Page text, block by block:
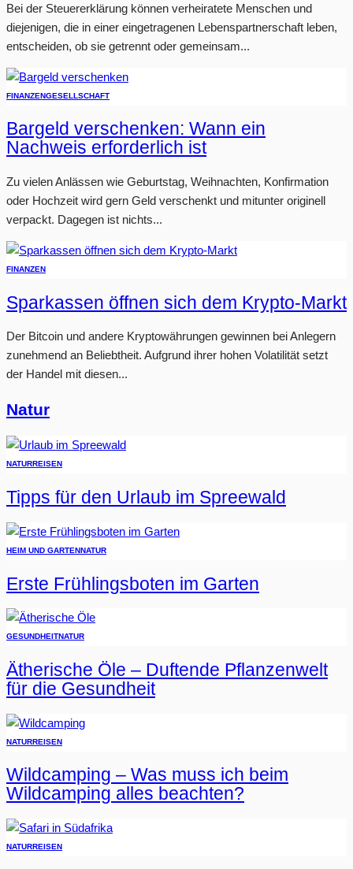
Bei der Steuererklärung können verheiratete Menschen und
diejenigen, die in einer eingetragenen Lebenspartnerschaft leben,
entscheiden, ob sie getrennt oder gemeinsam...
FINANZENGESELLSCHAFT
Bargeld verschenken: Wann ein
Nachweis erforderlich ist
Zu vielen Anlässen wie Geburtstag, Weihnachten, Konfirmation
oder Hochzeit wird gern Geld verschenkt und mitunter originell
verpackt. Dagegen ist nichts...
FINANZEN
Sparkassen öffnen sich dem Krypto-Markt
Der Bitcoin und andere Kryptowährungen gewinnen bei Anlegern
zunehmend an Beliebtheit. Aufgrund ihrer hohen Volatilität setzt
der Handel mit diesen...
Natur
NATURREISEN
Tipps für den Urlaub im Spreewald
HEIM UND GARTENNATUR
Erste Frühlingsboten im Garten
GESUNDHEITNATUR
Ätherische Öle – Duftende Pflanzenwelt
für die Gesundheit
NATURREISEN
Wildcamping – Was muss ich beim
Wildcamping alles beachten?
NATURREISEN